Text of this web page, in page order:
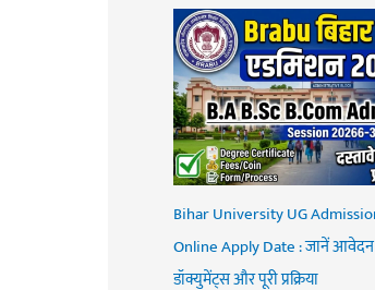
Bihar University UG
Online Apply Date : जानें आवेदन
डॉक्युमेंट्स और पूरी प्रक्रिया